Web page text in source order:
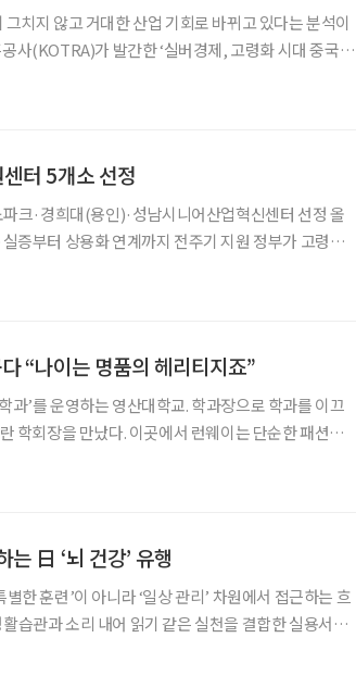
치지 않고 거대한 산업 기회로 바뀌고 있다는 분석이
사(KOTRA)가 발간한 ‘실버경제, 고령화 시대 중국 시
터 5개소 선정
크·경희대(용인)·성남시니어산업혁신센터 선정 올
상용화 연계까지 전주기 지원 정부가 고령자
“나이는 명품의 헤리티지죠”
과’를 운영하는 영산대학교. 학과장으로 학과를 이끄
학회장을 만났다. 이곳에서 런웨이는 단순한 패션쇼
日 ‘뇌 건강’ 유행
한 훈련’이 아니라 ‘일상 관리’ 차원에서 접근하는 흐
습관과 소리 내어 읽기 같은 실천을 결합한 실용서가